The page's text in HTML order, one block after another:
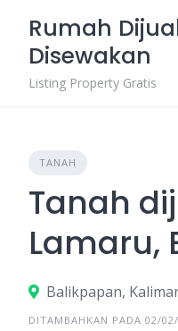
content
Rumah
Disewakan
Listing Property Gratis
TANAH
Tanah
Lamaru,
Balikpapan,
DITAMBAHKAN PADA 02/